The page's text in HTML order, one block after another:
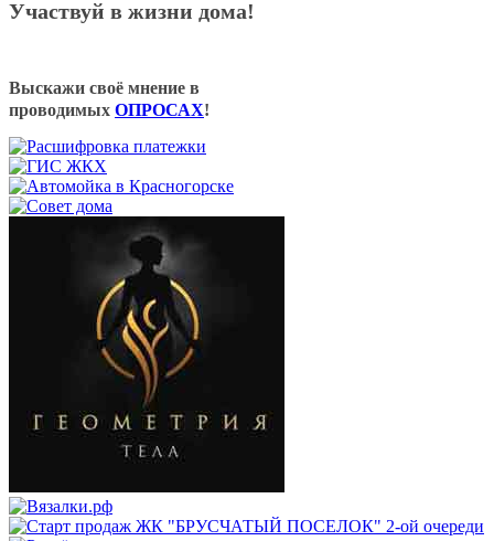
Участвуй в жизни дома!
Выскажи своё мнение в
проводимых ОПРОСАХ!